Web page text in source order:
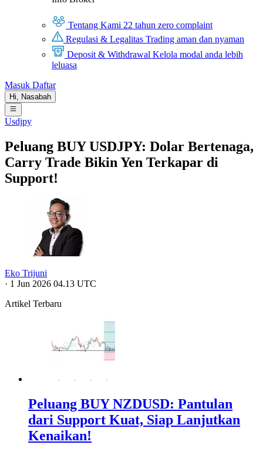
Tentang Kami 22 tahun zero complaint
Regulasi & Legalitas Trading aman dan nyaman
Deposit & Withdrawal Kelola modal anda lebih
leluasa
Masuk Daftar
Hi, Nasabah
Usdjpy
Peluang BUY USDJPY: Dolar Bertenaga,
Carry Trade Bikin Yen Terkapar di
Support!
Eko Trijuni
· 1 Jun 2026 04.13 UTC
Artikel Terbaru
Peluang BUY NZDUSD: Pantulan
dari Support Kuat, Siap Lanjutkan
Kenaikan!